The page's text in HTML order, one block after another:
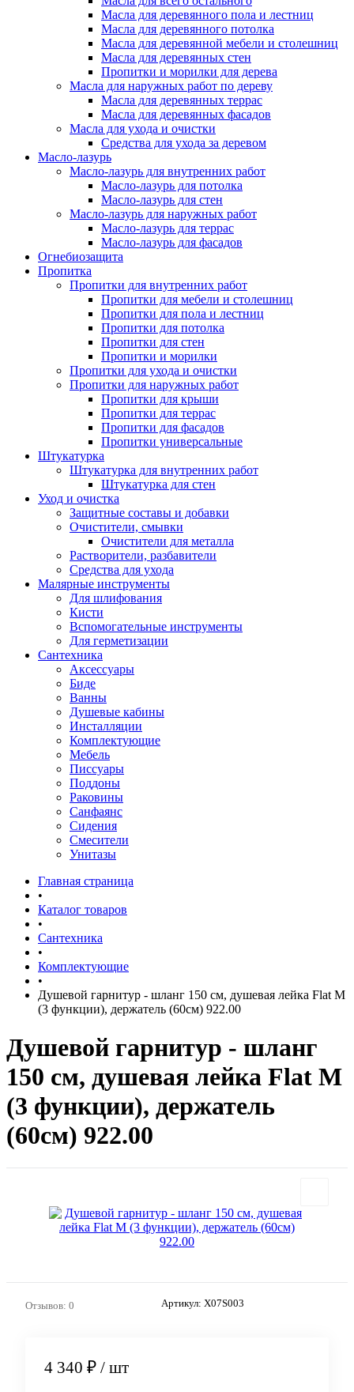
Масла для деревянного пола и лестниц
Масла для деревянного потолка
Масла для деревянной мебели и столешниц
Масла для деревянных стен
Пропитки и морилки для дерева
Масла для наружных работ по дереву
Масла для деревянных террас
Масла для деревянных фасадов
Масла для ухода и очистки
Средства для ухода за деревом
Масло-лазурь
Масло-лазурь для внутренних работ
Масло-лазурь для потолка
Масло-лазурь для стен
Масло-лазурь для наружных работ
Масло-лазурь для террас
Масло-лазурь для фасадов
Огнебиозащита
Пропитка
Пропитки для внутренних работ
Пропитки для мебели и столешниц
Пропитки для пола и лестниц
Пропитки для потолка
Пропитки для стен
Пропитки и морилки
Пропитки для ухода и очистки
Пропитки для наружных работ
Пропитки для крыши
Пропитки для террас
Пропитки для фасадов
Пропитки универсальные
Штукатурка
Штукатурка для внутренних работ
Штукатурка для стен
Уход и очистка
Защитные составы и добавки
Очистители, смывки
Очистители для металла
Растворители, разбавители
Средства для ухода
Малярные инструменты
Для шлифования
Кисти
Вспомогательные инструменты
Для герметизации
Сантехника
Аксессуары
Биде
Ванны
Душевые кабины
Инсталляции
Комплектующие
Мебель
Писсуары
Поддоны
Раковины
Санфаянс
Сидения
Смесители
Унитазы
Главная страница
•
Каталог товаров
•
Сантехника
•
Комплектующие
•
Душевой гарнитур - шланг 150 см, душевая лейка Flat M
(3 функции), держатель (60см) 922.00
Душевой гарнитур - шланг
150 см, душевая лейка Flat M
(3 функции), держатель
(60см) 922.00
Отзывов: 0 Артикул: X07S003
4 340 ₽ / шт